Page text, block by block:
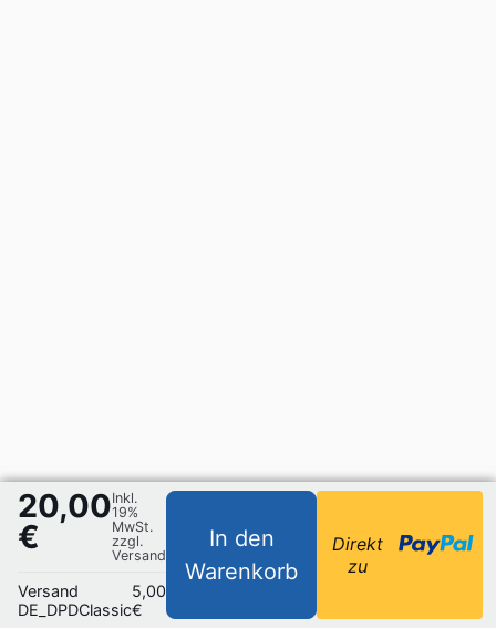
20,00
€
Inkl.
19%
MwSt.
zzgl.
Versand
Versand
DE_DPDClassic
5,00
€
In den
Warenkorb
Direkt
zu